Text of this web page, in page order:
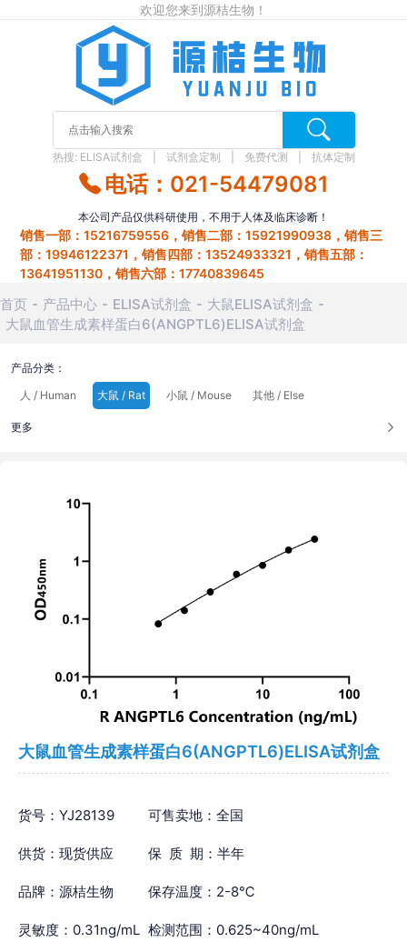
欢迎您来到源桔生物！
热搜: ELISA试剂盒 试剂盒定制 免费代测 抗体定制
电话：021-54479081
本公司产品仅供科研使用，不用于人体及临床诊断！
销售一部：15216759556，销售二部：15921990938，销售三
部：19946122371，销售四部：13524933321，销售五部：
13641951130，销售六部：17740839645
首页 产品中心 ELISA试剂盒
大鼠ELISA试剂盒
大鼠血管生成素样蛋白6(ANGPTL6)ELISA试剂盒
产品分类：
人 / Human
大鼠 / Rat 小鼠 / Mouse 其他 / Else
更多
大鼠血管生成素样蛋白6(ANGPTL6)ELISA试剂盒
货号：YJ28139 可售卖地：全国
供货：现货供应 保 质 期：半年
品牌：源桔生物 保存温度：2-8℃
灵敏度：0.31ng/mL 检测范围：0.625~40ng/mL